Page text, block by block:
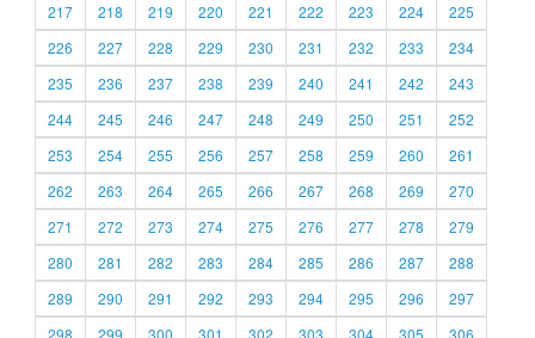
217
218 219 220 221 222 223 224
225
226
227 228 229 230 231 232 233
234
235
236 237 238 239 240 241 242
243
244
245 246 247 248 249 250 251
252
253
254 255 256 257 258 259 260
261
262
263 264 265 266 267 268 269
270
271
272 273 274 275 276 277 278
279
280
281 282 283 284 285 286 287
288
289
290 291 292 293 294 295 296
297
298
299 300 301 302 303 304 305 306